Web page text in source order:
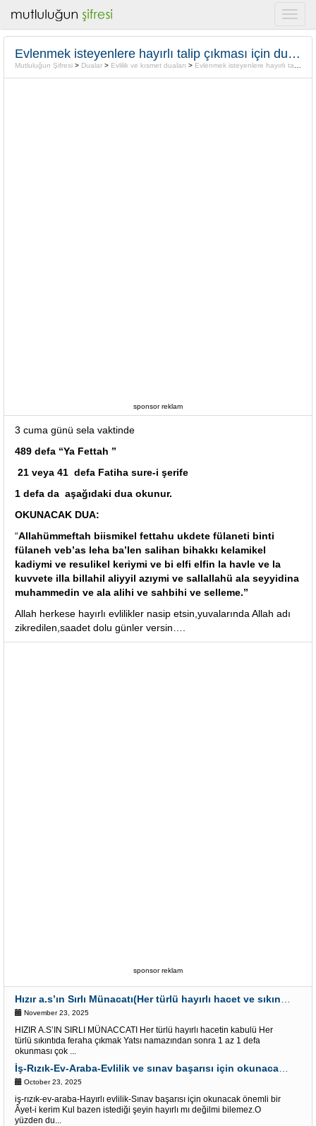
Evlenmek isteyenlere hayırlı talip çıkması için dua formülü
Mutluluğun Şifresi > Dualar > Evlilik ve kısmet duaları > Evlenmek isteyenlere hayırlı talip çıkması için dua formülü
sponsor reklam
3 cuma günü sela vaktinde
489 defa “Ya Fettah ”
21 veya 41 defa Fatiha sure-i şerife
1 defa da aşağıdaki dua okunur.
OKUNACAK DUA:
“Allahümmeftah biismikel fettahu ukdete fülaneti binti
fülaneh veb’as leha ba’len salihan bihakkı kelamikel
kadiymi ve resulikel keriymi ve bi elfi elfin la havle ve la
kuvvete illa billahil aliyyil azıymi ve sallallahü ala seyyidina
muhammedin ve ala alihi ve sahbihi ve selleme.”
Allah herkese hayırlı evlilikler nasip etsin,yuvalarında Allah adı
zikredilen,saadet dolu günler versin….
sponsor reklam
November 23, 2025
HIZIR A.S’IN SIRLI MÜNACCATI Her türlü hayırlı hacetin kabulü Her
türlü sıkıntıda feraha çıkmak Yatsı namazından sonra 1 az 1 defa
okunması çok ...
October 23, 2025
iş-rızık-ev-araba-Hayırlı evlilik-Sınav başarısı için okunacak önemli bir
Âyet-i kerim Kul bazen istediği şeyin hayırlı mı değilmi bilemez.O
yüzden du...